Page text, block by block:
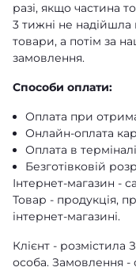
разі, якщо частина
3 тижні не надійшла
товари, а потім за
замовлення.
Способи оплати:
Оплата при
Онлайн-оплата
Оплата в терміналі
Безготівковій
Інтернет-магазин -
Товар - продукція,
інтернет-магазині.
Клієнт -
особа. Замовлення